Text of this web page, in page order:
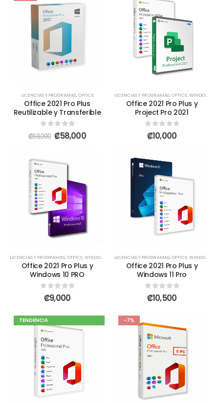
LICENCIAS Y PROGRAMAS,OFFICE
Office 2021 Pro Plus
Reutilizable y Transferible
0 out of 5
₡68,000 ₡58,000
LICENCIAS Y PROGRAMAS,OFFICE,WINDOWS + OFFICE
Office 2021 Pro Plus y
Project Pro 2021
0out of 5
₡10,000
LICENCIAS Y PROGRAMAS,OFFICE,WINDOWS WINDOWS + OFFICE
Office 2021 Pro Plus y
Windows 10 PRO
out of 5
₡9,000
LICENCIAS Y PROGRAMAS,OFFICE,WINDOWS
Office 2021 Pro Plus y
Windows 11 Pro
0out of 5
₡10,500
TENDENCIA -7%